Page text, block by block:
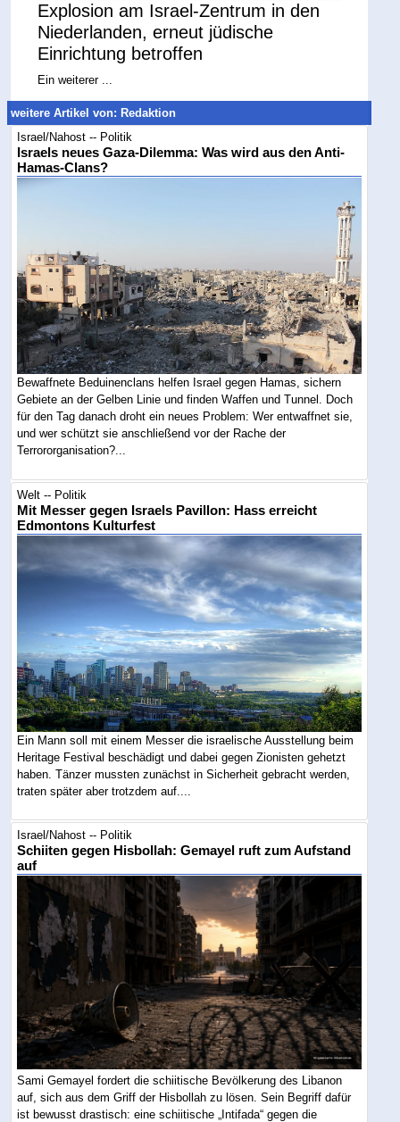
Explosion am Israel-Zentrum in den
Niederlanden, erneut jüdische
Einrichtung betroffen
Ein weiterer ...
weitere Artikel von: Redaktion
Israel/Nahost -- Politik
Israels neues Gaza-Dilemma: Was wird aus den Anti-
Hamas-Clans?
Bewaffnete Beduinenclans helfen Israel gegen Hamas, sichern
Gebiete an der Gelben Linie und finden Waffen und Tunnel. Doch
für den Tag danach droht ein neues Problem: Wer entwaffnet sie,
und wer schützt sie anschließend vor der Rache der
Terrororganisation?...
Welt -- Politik
Mit Messer gegen Israels Pavillon: Hass erreicht
Edmontons Kulturfest
Ein Mann soll mit einem Messer die israelische Ausstellung beim
Heritage Festival beschädigt und dabei gegen Zionisten gehetzt
haben. Tänzer mussten zunächst in Sicherheit gebracht werden,
traten später aber trotzdem auf....
Israel/Nahost -- Politik
Schiiten gegen Hisbollah: Gemayel ruft zum Aufstand
auf
Sami Gemayel fordert die schiitische Bevölkerung des Libanon
auf, sich aus dem Griff der Hisbollah zu lösen. Sein Begriff dafür
ist bewusst drastisch: eine schiitische „Intifada“ gegen die